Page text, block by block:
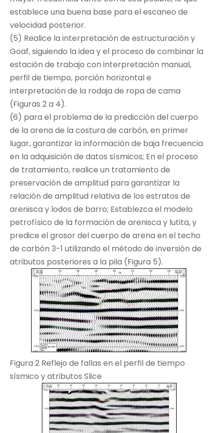
establece una buena base para el escaneo de
velocidad posterior.
(5) Realice la interpretación de estructuración y
Goaf, siguiendo la idea y el proceso de combinar la
estación de trabajo con interpretación manual,
perfil de tiempo, porción horizontal e
interpretación de la rodaja de ropa de cama
(Figuras 2 a 4).
(6) para el problema de la predicción del cuerpo
de la arena de la costura de carbón, en primer
lugar, garantizar la información de baja frecuencia
en la adquisición de datos sísmicos; En el proceso
de tratamiento, realice un tratamiento de
preservación de amplitud para garantizar la
relación de amplitud relativa de los estratos de
arenisca y lodos de barro; Establezca el modelo
petrofísico de la formación de arenisca y lutita, y
predice el grosor del cuerpo de arena en el techo
de carbón 3-1 utilizando el método de inversión de
atributos posteriores a la pila (Figura 5).
Figura 2 Reflejo de fallas en el perfil de tiempo
sísmico y atributos Slice